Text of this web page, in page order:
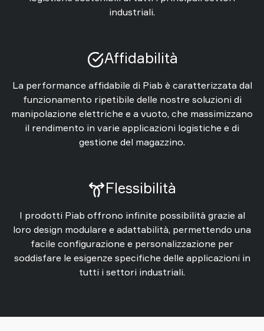
industriali.
Affidabilità
La performance affidabile di Piab è caratterizzata dal
funzionamento ripetibile delle nostre soluzioni di
manipolazione elettriche e a vuoto, che massimizzano
il rendimento in varie applicazioni logistiche e di
gestione del magazzino.
Flessibilità
I prodotti Piab offrono infinite possibilità grazie al
loro design modulare e adattabilità, permettendo una
facile configurazione e personalizzazione per
soddisfare le esigenze specifiche delle applicazioni in
tutti i settori industriali.